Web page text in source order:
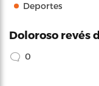
Deportes
Doloroso revés
0